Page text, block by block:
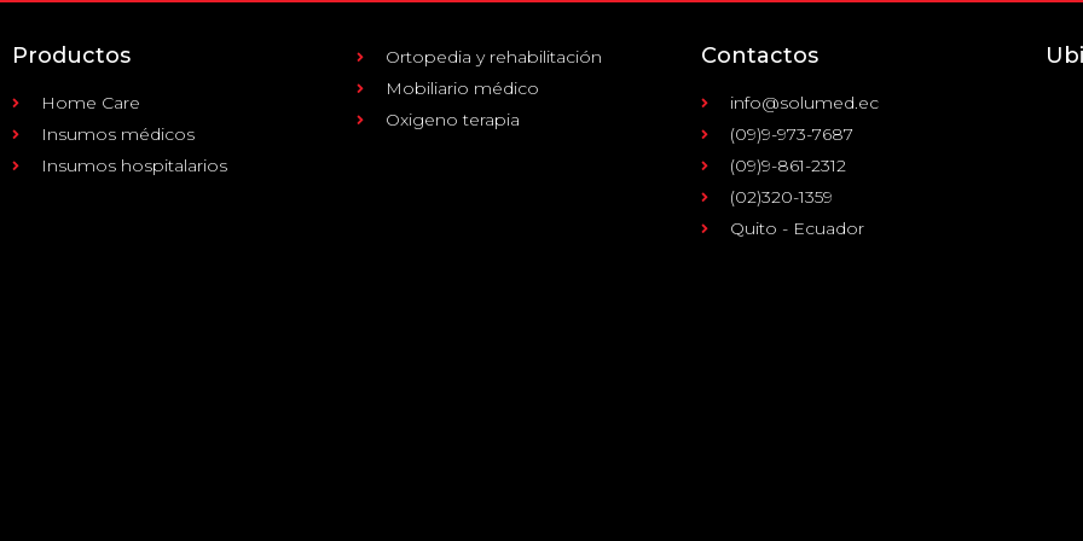
Productos
Home Care
Insumos médicos
Insumos hospitalarios
Ortopedia y rehabilitación
Mobiliario médico
Oxigeno terapia
Contactos
info@solumed.ec
(09)9-973-7687
(09)9-861-2312
(02)320-1359
Quito - Ecuador